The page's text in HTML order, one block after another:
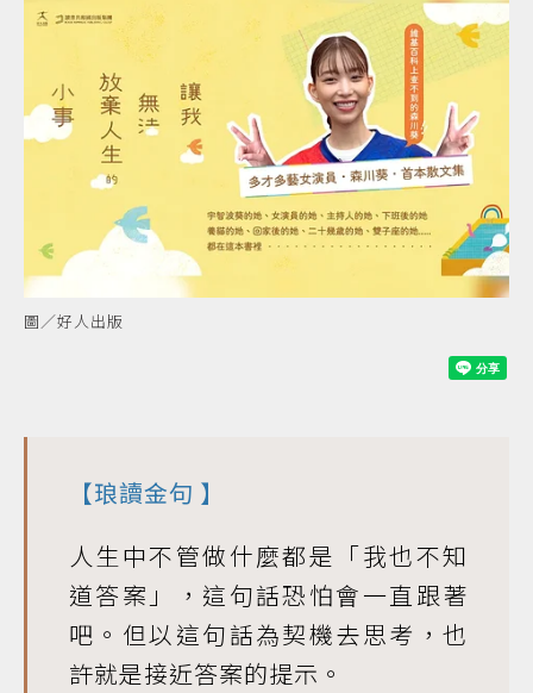
圖／好人出版
【琅讀金句 】
人生中不管做什麼都是「我也不知
道答案」，這句話恐怕會一直跟著
吧。但以這句話為契機去思考，也
許就是接近答案的提示。